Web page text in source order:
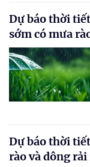
Dự báo thời
sớm có mưa
Dự báo thời
rào và dông rải